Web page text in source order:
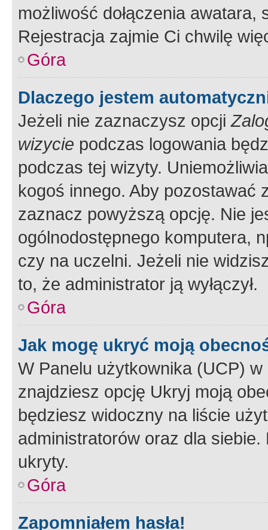
możliwość dołączenia
Rejestracja zajmie Ci chwilę
Góra
Dlaczego jestem
Jeżeli nie zaznaczysz opcji
wizycie podczas logowania
podczas tej wizyty.
kogoś innego. Aby pozostawać
zaznacz powyższą opcję. Nie
ogólnodostępnego komputera,
czy na uczelni. Jeżeli nie
to, że administrator ją wyłączył.
Góra
Jak mogę ukryć moją
W Panelu użytkownika (UCP) w
znajdziesz opcję Ukryj moją
będziesz widoczny na liście
administratorów oraz dla
ukryty.
Góra
Zapomniałem hasła!